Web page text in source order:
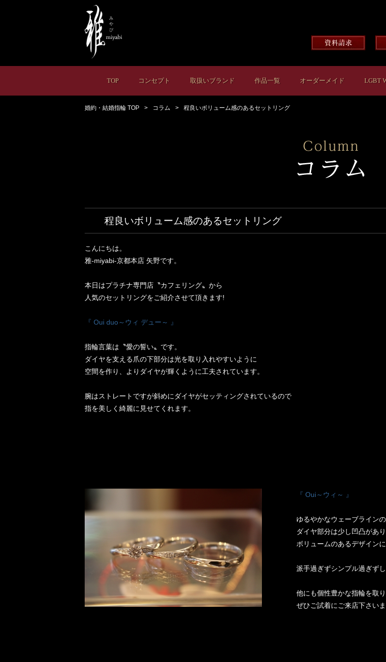
TOP コンセプト 取扱いブランド 作品一覧 オーダーメイド LGBT
婚約・結婚指輪 TOP コラム 程良いボリューム感のあるセットリング
程良いボリューム感のあるセットリング
こんにちは。
雅-miyabi-京都本店 矢野です。
本日はプラチナ専門店〝カフェリング〟から
人気のセットリングをご紹介させて頂きます!
『 Oui duo～ウィ デュー～ 』
指輪言葉は〝愛の誓い〟です。
ダイヤを支える爪の下部分は光を取り入れやすいように
空間を作り、よりダイヤが輝くように工夫されています。
腕はストレートですが斜めにダイヤがセッティングされているので
指を美しく綺麗に見せてくれます。
『 Oui～ウィ～ 』
ゆるやかなウェーブラインの
ダイヤ部分は少し凹凸があり
ボリュームのあるデザインに
派手過ぎずシンプル過ぎず
他にも個性豊かな指輪を取り
ぜひご試着にご来店下さいま